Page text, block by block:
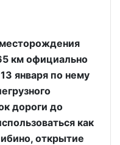
км официально
января по нему
дороги до
как
открытие